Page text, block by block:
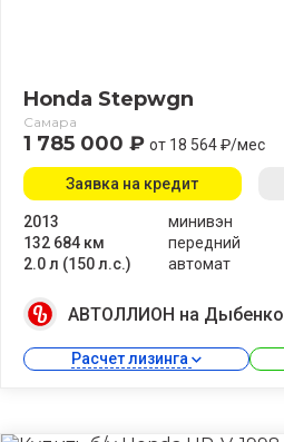
Honda Stepwgn
Самара
1 785 000 ₽ от 18 564 ₽/мес
2013
132 684 км
2.0 л (150 л.с.)
минивэн
передний
автомат
Заявка на кредит
АВТОЛЛИОН на Дыбенко
Расчет лизинга